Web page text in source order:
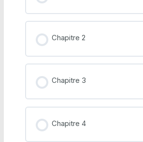
Chapitre 2
Chapitre 3
Chapitre 4